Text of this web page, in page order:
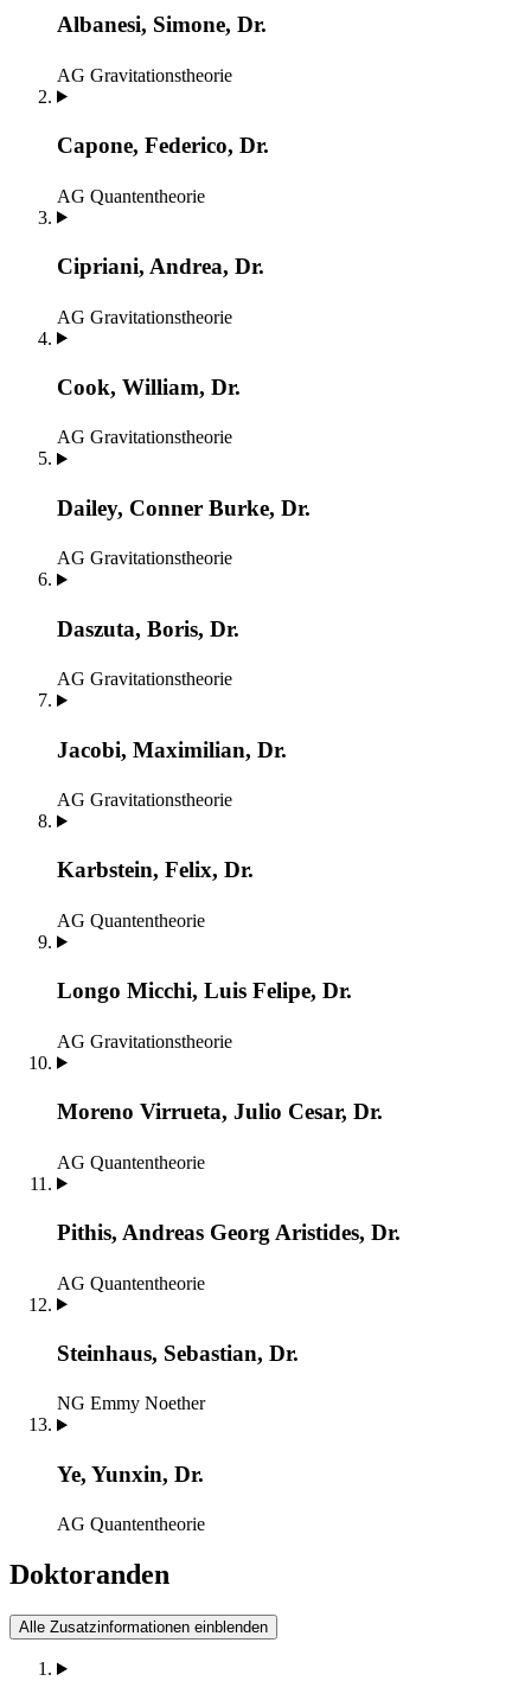
Albanesi, Simone, Dr.
AG Gravitationstheorie
Capone, Federico, Dr.
AG Quantentheorie
Cipriani, Andrea, Dr.
AG Gravitationstheorie
Cook, William, Dr.
AG Gravitationstheorie
Dailey, Conner Burke, Dr.
AG Gravitationstheorie
Daszuta, Boris, Dr.
AG Gravitationstheorie
Jacobi, Maximilian, Dr.
AG Gravitationstheorie
Karbstein, Felix, Dr.
AG Quantentheorie
Longo Micchi, Luis Felipe, Dr.
AG Gravitationstheorie
Moreno Virrueta, Julio Cesar, Dr.
AG Quantentheorie
Pithis, Andreas Georg Aristides, Dr.
AG Quantentheorie
Steinhaus, Sebastian, Dr.
NG Emmy Noether
Ye, Yunxin, Dr.
AG Quantentheorie
Doktoranden
Alle Zusatzinformationen einblenden